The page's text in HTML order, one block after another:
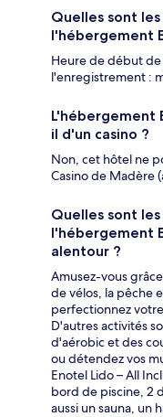
Quelles sont
l'hébergement
Heure de début
l'enregistrement :
L'hébergement
il d'un casino ?
Non, cet hôtel ne
Casino de Madère
Quelles sont
l'hébergement
alentour ?
Amusez-vous
de vélos, la pêche
perfectionnez
D'autres activités
d'aérobic et des
ou détendez vos
Enotel Lido – All
bord de piscine, 2
aussi un sauna, un